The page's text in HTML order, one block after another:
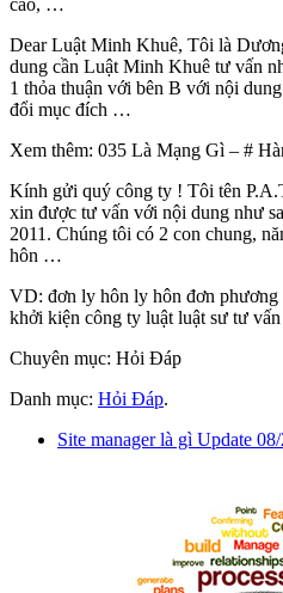
Dear Luật Minh Khuê, Tôi là
dung cần Luật Minh Khuê tư vấn
1 thỏa thuận với bên B với nội
đổi mục đích …
Xem thêm: 035 Là Mạng Gì – #
Kính gửi quý công ty ! Tôi tên
xin được tư vấn với nội dung như
2011. Chúng tôi có 2 con chung,
hôn …
VD: đơn ly hôn ly hôn đơn phương
khởi kiện công ty luật luật sư tư vấn
Chuyên mục: Hỏi Đáp
Danh mục: Hỏi Đáp.
Site manager là gì Update